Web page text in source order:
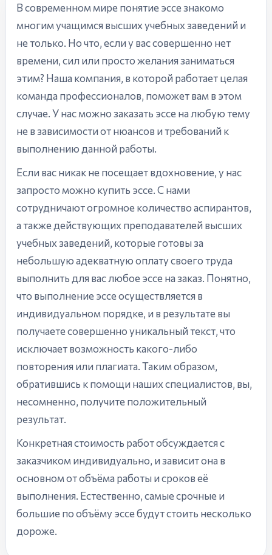
В современном мире понятие эссе знакомо
многим учащимся высших учебных заведений и
не только. Но что, если у вас совершенно нет
времени, сил или просто желания заниматься
этим? Наша компания, в которой работает целая
команда профессионалов, поможет вам в этом
случае. У нас можно заказать эссе на любую тему
не в зависимости от нюансов и требований к
выполнению данной работы.
Если вас никак не посещает вдохновение, у нас
запросто можно купить эссе. С нами
сотрудничают огромное количество аспирантов,
а также действующих преподавателей высших
учебных заведений, которые готовы за
небольшую адекватную оплату своего труда
выполнить для вас любое эссе на заказ. Понятно,
что выполнение эссе осуществляется в
индивидуальном порядке, и в результате вы
получаете совершенно уникальный текст, что
исключает возможность какого-либо
повторения или плагиата. Таким образом,
обратившись к помощи наших специалистов, вы,
несомненно, получите положительный
результат.
Конкретная стоимость работ обсуждается с
заказчиком индивидуально, и зависит она в
основном от объёма работы и сроков её
выполнения. Естественно, самые срочные и
большие по объёму эссе будут стоить несколько
дороже.